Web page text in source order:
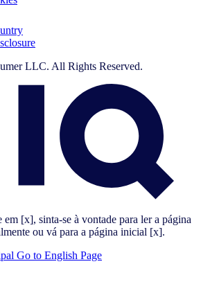
LLC. All Rights Reserved.
em [x], sinta-se à vontade para ler a página
ou vá para a página inicial [x].
Go to English Page